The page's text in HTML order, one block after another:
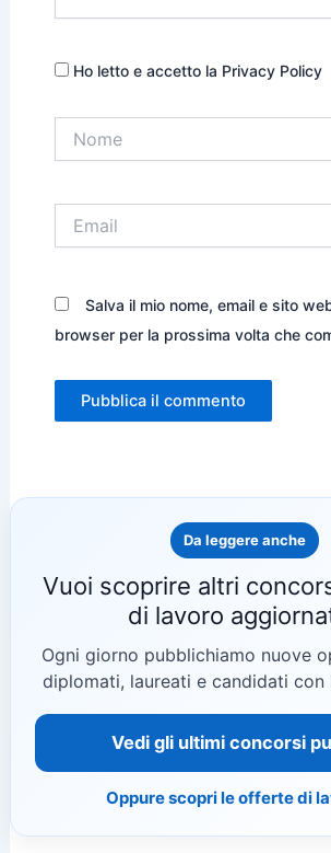
Ho letto e accetto la Privacy Policy
Salva il mio nome, email e sito
browser per la prossima volta che
Da leggere anche
Vuoi scoprire altri
di lavoro
Ogni giorno pubblichiamo nuove
diplomati, laureati e candidati con
Vedi gli ultimi concorsi
Oppure scopri le offerte di